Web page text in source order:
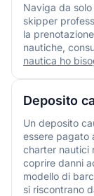
Naviga da
skipper
la
nautiche,
nautica ho
Deposito
Un deposito
essere pagato
charter nautici
coprire danni
modello di
si riscontrano